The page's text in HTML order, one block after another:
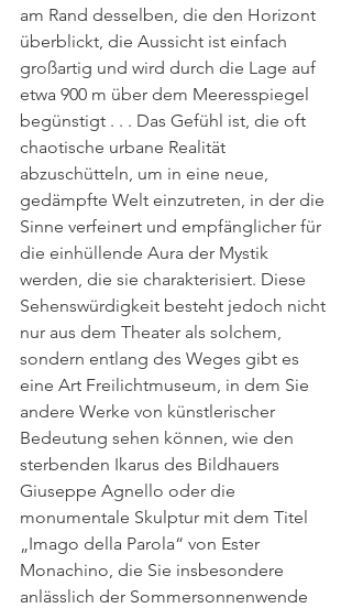
am Rand desselben, die den Horizont
überblickt, die Aussicht ist einfach
großartig und wird durch die Lage auf
etwa 900 m über dem Meeresspiegel
begünstigt . . . Das Gefühl ist, die oft
chaotische urbane Realität
abzuschütteln, um in eine neue,
gedämpfte Welt einzutreten, in der die
Sinne verfeinert und empfänglicher für
die einhüllende Aura der Mystik
werden, die sie charakterisiert. Diese
Sehenswürdigkeit besteht jedoch nicht
nur aus dem Theater als solchem,
sondern entlang des Weges gibt es
eine Art Freilichtmuseum, in dem Sie
andere Werke von künstlerischer
Bedeutung sehen können, wie den
sterbenden Ikarus des Bildhauers
Giuseppe Agnello oder die
monumentale Skulptur mit dem Titel
„Imago della Parola“ von Ester
Monachino, die Sie insbesondere
anlässlich der Sommersonnenwende